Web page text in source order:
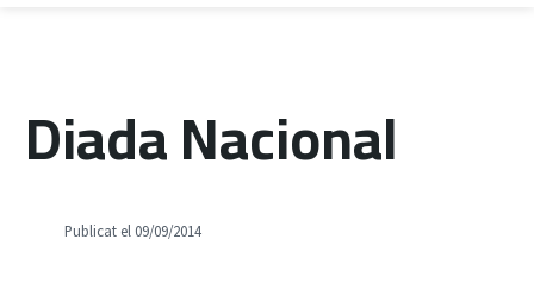
Diada Nacional
Publicat el 09/09/2014